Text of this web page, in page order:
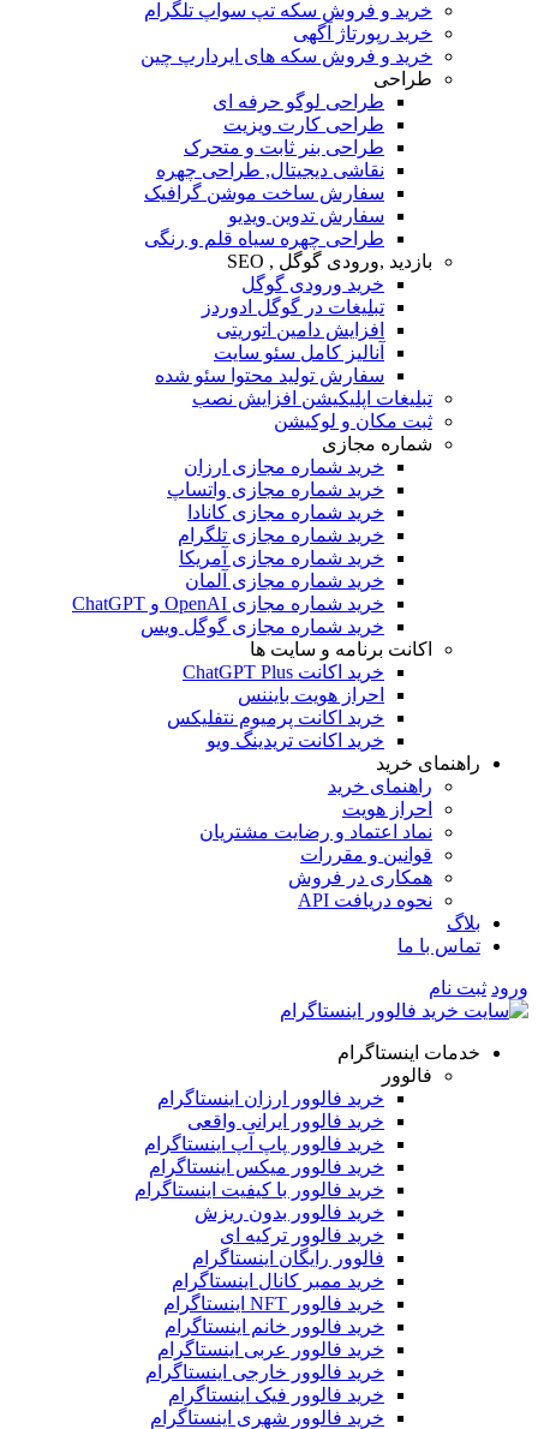
خرید و فروش سکه تپ سواپ تلگرام
خرید رپورتاژ آگهی
خرید و فروش سکه های ایردارپ چین
طراحی
طراحی لوگو حرفه ای
طراحی کارت ویزیت
طراحی بنر ثابت و متحرک
نقاشی دیجیتال, طراحی چهره
سفارش ساخت موشن گرافیک
سفارش تدوین ویدیو
طراحی چهره سیاه قلم و رنگی
بازدید ,ورودی گوگل , SEO
خرید ورودی گوگل
تبلیغات در گوگل ادوردز
افزایش دامین اتوریتی
آنالیز کامل سئو سایت
سفارش تولید محتوا سئو شده
تبلیغات اپلیکیشن افزایش نصب
ثبت مکان و لوکیشن
شماره مجازی
خرید شماره مجازی ارزان
خرید شماره مجازی واتساپ
خرید شماره مجازی کانادا
خرید شماره مجازی تلگرام
خرید شماره مجازی آمریکا
خرید شماره مجازی آلمان
خرید شماره مجازی OpenAI و ChatGPT
خرید شماره مجازی گوگل ویس
اکانت برنامه و سایت ها
خرید اکانت ChatGPT Plus
احراز هویت بایننس
خرید اکانت پرمیوم نتفلیکس
خرید اکانت تریدینگ ویو
راهنمای خرید
راهنمای خرید
احراز هویت
نماد اعتماد و رضایت مشتریان
قوانین و مقررات
همکاری در فروش
نحوه دریافت API
بلاگ
تماس با ما
ورود ثبت نام
خدمات اینستاگرام
فالوور
خرید فالوور ارزان اینستاگرام
خرید فالوور ایرانی واقعی
خرید فالوور پاپ آپ اینستاگرام
خرید فالوور میکس اینستاگرام
خرید فالوور با کیفیت اینستاگرام
خرید فالوور بدون ریزش
خرید فالوور ترکیه ای
فالوور رایگان اینستاگرام
خرید ممبر کانال اینستاگرام
خرید فالوور NFT اینستاگرام
خرید فالوور خانم اینستاگرام
خرید فالوور عربی اینستاگرام
خرید فالوور خارجی اینستاگرام
خرید فالوور فیک اینستاگرام
خرید فالوور شهری اینستاگرام